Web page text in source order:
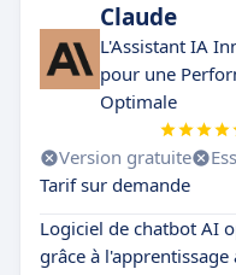
Claude
L'Assistant IA
pour une
Optimale
Version gratuite
Tarif sur demande
Logiciel de chatbot AI
grâce à